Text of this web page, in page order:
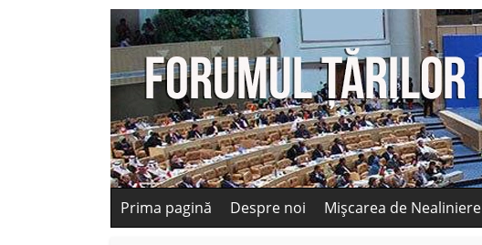
Prima pagină Despre noi Mișcarea de Nealiniere